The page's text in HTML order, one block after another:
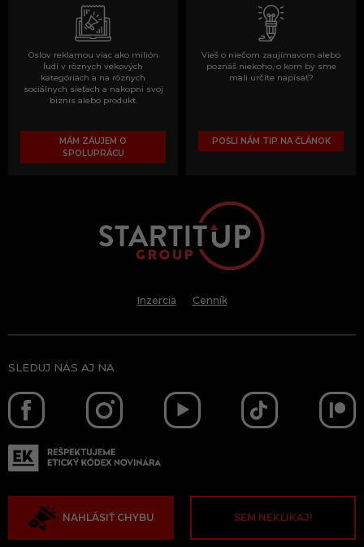
Oslov reklamou viac ako milión
ľudí v rôznych vekových
kategóriách a na rôznych
sociálnych sieťach a nakopni svoj
biznis alebo produkt.
MÁM ZÁUJEM O
SPOLUPRÁCU
Vieš o niečom zaujímavom alebo
poznáš niekoho, o kom by sme
mali určite napísať?
POŠLI NÁM TIP NA ČLÁNOK
Inzercia Cenník
SLEDUJ NÁS AJ NA
NAHLÁSIŤ CHYBU SEM NEKLIKAJ!